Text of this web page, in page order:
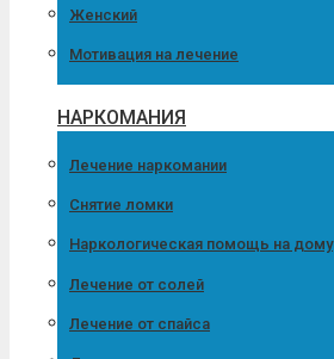
Женский
Мотивация на лечение
НАРКОМАНИЯ
Лечение наркомании
Снятие ломки
Наркологическая помощь на дому
Лечение от солей
Лечение от спайса